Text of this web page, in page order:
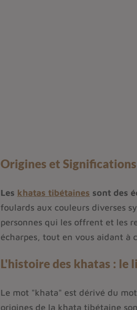
Origines et
Les khatas tibétaines sont des
foulards aux couleurs diverses
personnes qui les offrent et les
écharpes, tout en vous aidant à
L'histoire des khatas : le
Le mot "khata" est dérivé du
origines de la khata tibétaine